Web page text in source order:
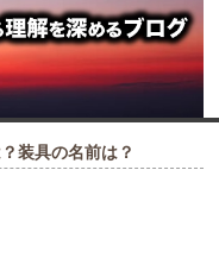
装具の名前は？